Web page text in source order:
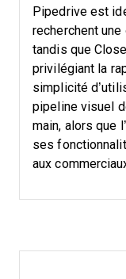
Pipedrive est
recherchent
tandis que
privilégiant la
simplicité
pipeline visuel
main, alors que
ses
aux